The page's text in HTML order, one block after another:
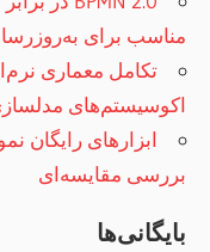
مناسب برای
تکامل معماری
اکوسیستم‌های
بررسی مقایسه‌ای
بایگانی‌ها